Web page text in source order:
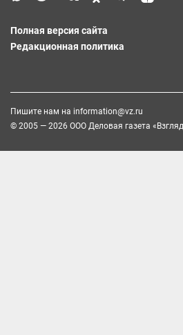
Полная версия сайта
Редакционная политика
Пишите нам на information@vz.ru
© 2005 — 2026 ООО Деловая газета